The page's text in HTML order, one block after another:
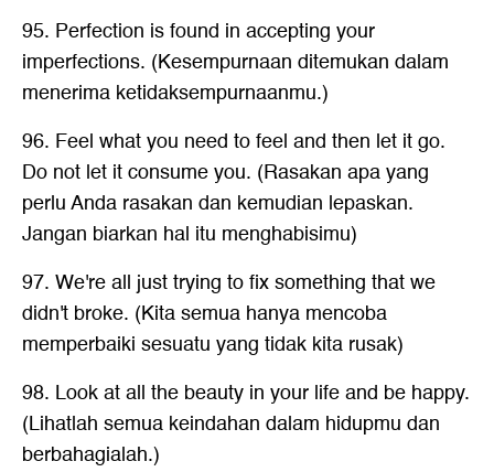
95. Perfection is found in accepting your
imperfections. (Kesempurnaan ditemukan dalam
menerima ketidaksempurnaanmu.)
96. Feel what you need to feel and then let it go.
Do not let it consume you. (Rasakan apa yang
perlu Anda rasakan dan kemudian lepaskan.
Jangan biarkan hal itu menghabisimu)
97. We're all just trying to fix something that we
didn't broke. (Kita semua hanya mencoba
memperbaiki sesuatu yang tidak kita rusak)
98. Look at all the beauty in your life and be happy.
(Lihatlah semua keindahan dalam hidupmu dan
berbahagialah.)